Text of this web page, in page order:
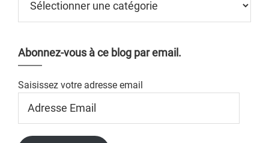
Abonnez-vous à ce blog par email.
Saisissez votre adresse email
Email